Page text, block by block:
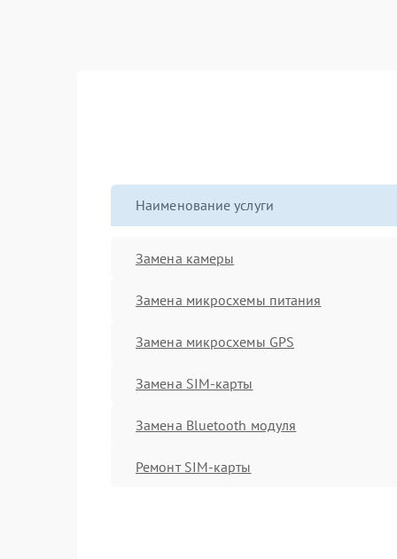
Наименование услуги
Замена камеры
Замена микросхемы питания
Замена микросхемы GPS
Замена SIM-карты
Замена Bluetooth модуля
Ремонт SIM-карты